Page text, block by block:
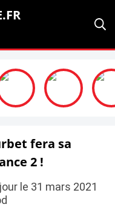
fera sa
2 !
le 31 mars 2021